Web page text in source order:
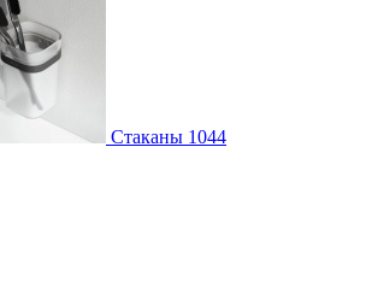
Стаканы 1044